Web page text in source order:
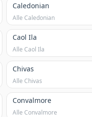
Caledonian
Alle Caledonian
Caol Ila
Alle Caol Ila
Chivas
Alle Chivas
Convalmore
Alle Convalmore